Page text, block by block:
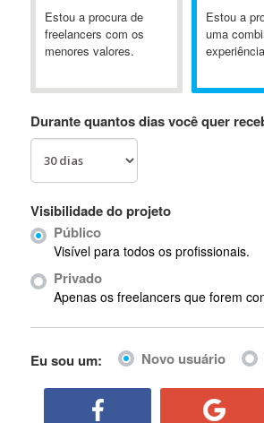
802.11
A&P
A-GPS
Ab Initio
ABIS
AbleCommerce
Ableton Live
Abstract Window Toolkit (AWT)
Estou a procura de
freelancers com os
menores valores.
Estou a
uma
Durante quantos dias você quer
Visibilidade do projeto
Público
Visível para todos os profissionais.
Privado
Apenas os freelancers que forem
Eu sou um: Novo usuário